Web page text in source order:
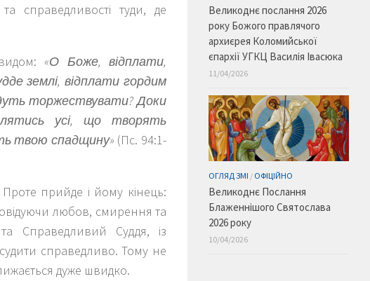
туди, де
«О Боже, відплати,
землі, відплати гордим
торжествувати? Доки
усі, що творять
твою спадщину»(Пс. 94:1-
прийде і йому кінець:
любов, смирення та
Справедливий Суддя, із
справедливо. Тому не
дуже швидко.
Великоднє послання 2026
року Божого правлячого
архиєрея Коломийської
єпархії УГКЦ Василія Івасюка
11/04/2026
ОГЛЯД ЗМІ / ОФІЦІЙНО
Великоднє Послання
Блаженнішого Святослава
2026 року
10/04/2026